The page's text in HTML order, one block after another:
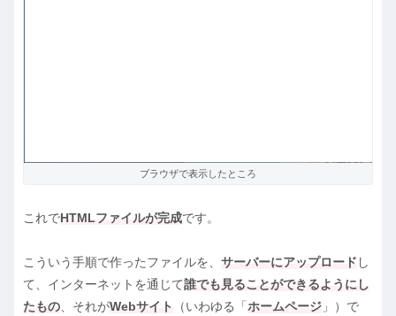
ブラウザで表示したところ
これでHTMLファイルが完成です。
こういう手順で作ったファイルを、 サーバーにアップロード し
て、インターネットを通じて誰でも見ることができるようにし
たもの、それがWebサイト （いわゆる「 ホームページ 」）で